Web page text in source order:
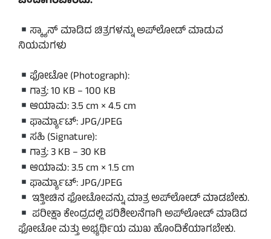
ಸ್ಕ್ಯಾನ್ ಮಾಡಿದ ಚಿತ್ರಗಳನ್ನು ಅಪ್‌ಲೋಡ್ ಮಾಡುವ
ನಿಯಮಗಳು
ಫೋಟೋ (Photograph):
ಗಾತ್ರ: 10 KB – 100 KB
ಆಯಾಮ: 3.5 cm × 4.5 cm
ಫಾರ್ಮ್ಯಾಟ್: JPG/JPEG
ಸಹಿ (Signature):
ಗಾತ್ರ: 3 KB – 30 KB
ಆಯಾಮ: 3.5 cm × 1.5 cm
ಫಾರ್ಮ್ಯಾಟ್: JPG/JPEG
ಇತ್ತೀಚಿನ ಫೋಟೋವನ್ನು ಮಾತ್ರ ಅಪ್‌ಲೋಡ್ ಮಾಡಬೇಕು.
ಪರೀಕ್ಷಾ ಕೇಂದ್ರದಲ್ಲಿ ಪರಿಶೀಲನೆಗಾಗಿ ಅಪ್‌ಲೋಡ್ ಮಾಡಿದ
ಫೋಟೋ ಮತ್ತು ಅಭ್ಯರ್ಥಿಯ ಮುಖ ಹೊಂದಿಕೆಯಾಗಬೇಕು.